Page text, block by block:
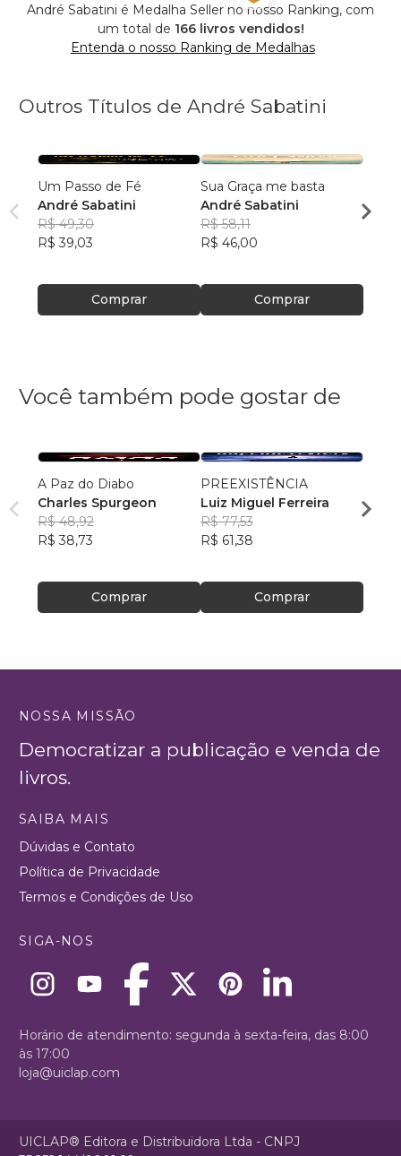
André Sabatini é Medalha Seller no nosso Ranking, com
um total de 166 livros vendidos!
Entenda o nosso Ranking de Medalhas
Outros Títulos de André Sabatini
Um Passo de Fé
André Sabatini
R$ 49,30
R$ 39,03
Comprar
Sua Graça me basta
André Sabatini
R$ 58,11
R$ 46,00
Comprar
R$
Você também pode gostar de
A Paz do Diabo
Charles Spurgeon
R$ 48,92
R$ 38,73
Comprar
PREEXISTÊNCIA
Luiz Miguel Ferreira
R$ 77,53
R$ 61,38
Comprar
seu
NOSSA MISSÃO
Democratizar a publicação e venda de
livros.
SAIBA MAIS
Dúvidas e Contato
Política de Privacidade
Termos e Condições de Uso
SIGA-NOS
Horário de atendimento: segunda à sexta-feira, das 8:00
às 17:00
loja@uiclap.com
UICLAP® Editora e Distribuidora Ltda - CNPJ